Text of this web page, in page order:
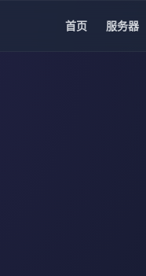
首页 服务器